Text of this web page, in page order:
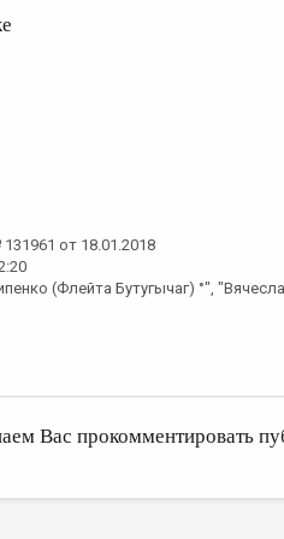
от 18.01.2018
(Флейта Бутугычаг) °",
Вас прокомментировать